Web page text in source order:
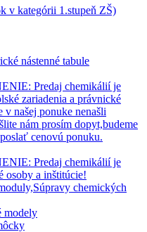
v kategórii 1.stupeň ZŠ)
nástenné tabule
Predaj chemikálií je
zariadenia a právnické
našej ponuke nenašli
nám prosím dopyt,budeme
cenovú ponuku.
Predaj chemikálií je
osoby a inštitúcie!
chemických
modely